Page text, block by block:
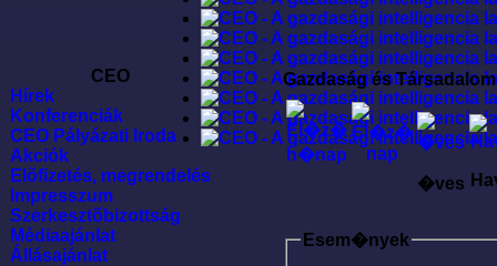
CEO
Hírek
Konferenciák
CEO Pályázati Iroda
Akciók
Elõfizetés, megrendelés
Impresszum
Szerkesztõbizottság
Médiaajánlat
Állásajánlat
Gazdaság és Társadalom
�ves
Esem�nyek